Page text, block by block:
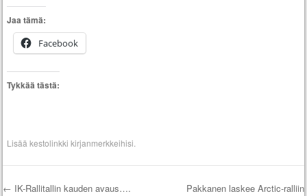
Jaa tämä:
Facebook
Tykkää tästä:
Lisääkestolinkki kirjanmerkkeihisi.
← IK-Rallitallin kauden avaus….
Pakkanen laskee Arctic-ralliin